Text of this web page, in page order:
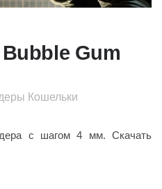
Gum
Кошельки
с шагом 4 мм. Скачать